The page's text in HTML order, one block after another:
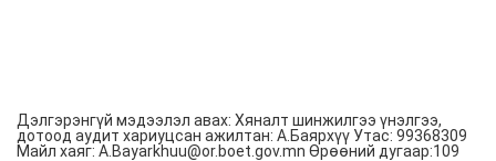
Дэлгэрэнгүй мэдээлэл авах: Хяналт шинжилгээ үнэлгээ,
дотоод аудит хариуцсан ажилтан: А.Баярхүү Утас: 99368309
Майл хаяг: A.Bayarkhuu@or.boet.gov.mn Өрөөний дугаар:109